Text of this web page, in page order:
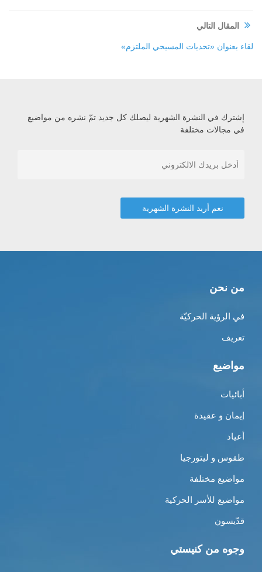
المقال التالي
لقاء بعنوان «تحديات المسيحي الملتزم»
إشترك في النشرة الشهرية ليصلك كل جديد تمّ نشره من مواضيع
في مجالات مختلفة
من نحن
في الرؤية الحركيّة
تعريف
مواضيع
أبائيات
إيمان و عقيدة
أعياد
طقوس و ليتورجيا
مواضيع مختلفة
مواضيع للأسر الحركية
قدّيسون
وجوه من كنيستي